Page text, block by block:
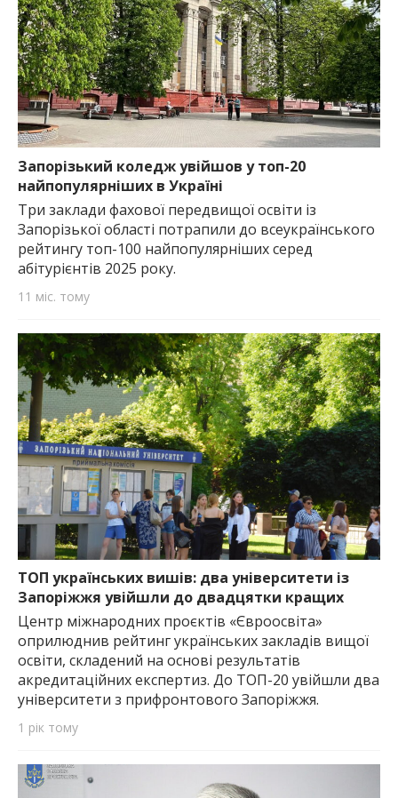
Запорізький коледж увійшов у топ-20
найпопулярніших в Україні
Три заклади фахової передвищої освіти із
Запорізької області потрапили до всеукраїнського
рейтингу топ-100 найпопулярніших серед
абітурієнтів 2025 року.
11 міс. тому
ТОП українських вишів: два університети із
Запоріжжя увійшли до двадцятки кращих
Центр міжнародних проєктів «Євроосвіта»
оприлюднив рейтинг українських закладів вищої
освіти, складений на основі результатів
акредитаційних експертиз. До ТОП-20 увійшли два
університети з прифронтового Запоріжжя.
1 рік тому